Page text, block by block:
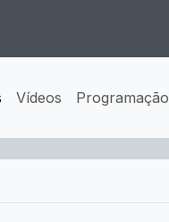
Vídeos Programação